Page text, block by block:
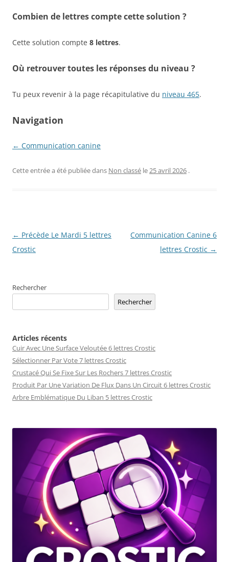
Combien de lettres compte cette solution ?
Cette solution compte 8 lettres.
Où retrouver toutes les réponses du niveau ?
Tu peux revenir à la page récapitulative du niveau 465.
Navigation
← Communication canine
Cette entrée a été publiée dans Non classé le25 avril 2026 .
Navigation
des
← Précède Le Mardi 5 lettres
Crostic
Communication Canine 6
lettres Crostic →
Rechercher
Rechercher
Articles récents
Cuir Avec Une Surface Veloutée 6 lettres Crostic
Sélectionner Par Vote 7 lettres Crostic
Crustacé Qui Se Fixe Sur Les Rochers 7 lettres Crostic
Produit Par Une Variation De Flux Dans Un Circuit 6 lettres Crostic
Arbre Emblématique Du Liban 5 lettres Crostic